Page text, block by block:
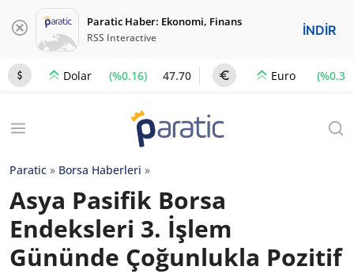
Paratic Haber: Ekonomi, Finans
RSS Interactive İNDİR
Dolar (%0.16) 47.70 Euro (%0.3)
Paratic » Borsa Haberleri »
Asya Pasifik Borsa
Endeksleri 3. İşlem
Gününde Çoğunlukla Pozitif